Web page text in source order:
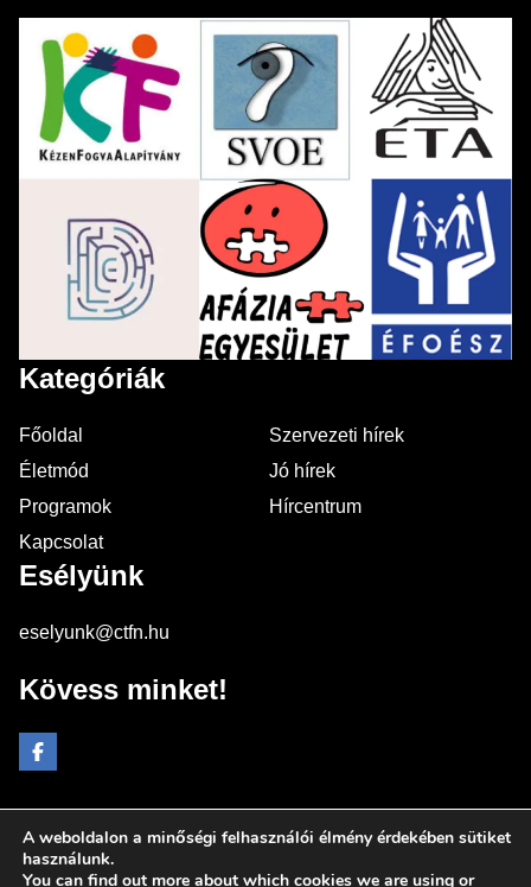
Kategóriák
Főoldal
Szervezeti hírek
Életmód
Jó hírek
Programok
Hírcentrum
Kapcsolat
Esélyünk
eselyunk@ctfn.hu
Kövess minket!
Copyright © 2024 eselyunk.hu. Minden jog fenntartva.
Általános Szerződési Feltételek
A weboldalon a minőségi felhasználói élmény érdekében sütiket
használunk.
You can find out more about which cookies we are using or